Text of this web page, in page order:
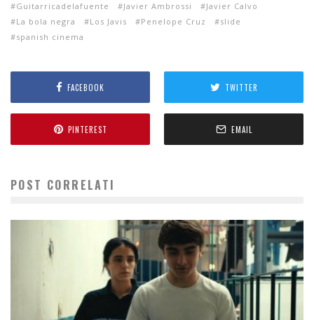
Guitarricadelafuente
Javier Ambrossi
Javier Calvo
La bola negra
Los Javis Penelope Cruz
slide
spanish cinema
FACEBOOK TWITTER
PINTEREST EMAIL
POST CORRELATI